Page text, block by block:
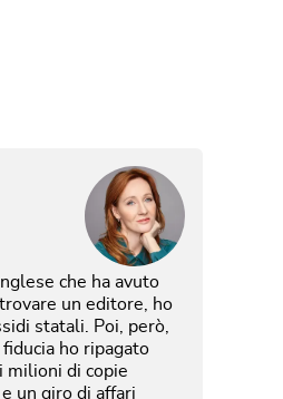
che ha avuto
un editore, ho
statali. Poi, però,
ho ripagato
milioni di copie
un giro di affari